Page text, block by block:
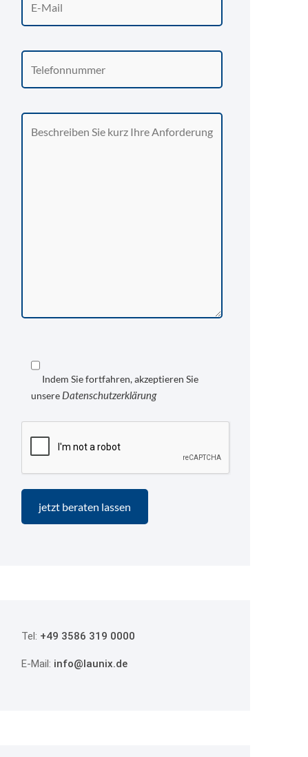
Indem Sie fortfahren, akzeptieren Sie
unsere Datenschutzerklärung
Tel: +49 3586 319 0000
E-Mail: info@launix.de